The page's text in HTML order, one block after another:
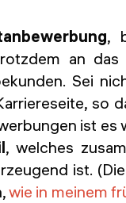
,
an das
Sei
so
ist es
, welches
ist.
wie in meinem